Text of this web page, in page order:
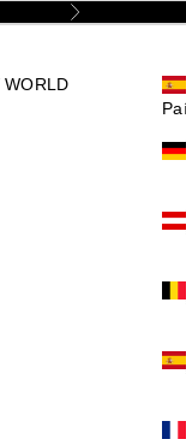
Siguiente
WORLD